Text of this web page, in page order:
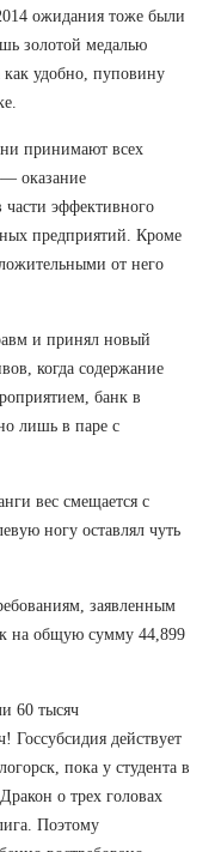
ожидания тоже были
золотой медалью
удобно, пуповину
принимают всех
оказание
эффективного
предприятий. Кроме
от него
и принял новый
когда содержание
банк в
лишь в паре с
вес смещается с
ногу оставлял чуть
заявленным
на общую сумму 44,899
60 тысяч
Госсубсидия действует
пока у студента в
о трех головах
Поэтому